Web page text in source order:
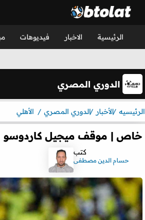
الرئيسية الاخبار فيديوهات
الدوري المصري
الرئيسيه الأخبار الدوري المصري الأهلي
خاص | موقف ميجيل كاردوسو
كتب
حسام الدين مصطفى